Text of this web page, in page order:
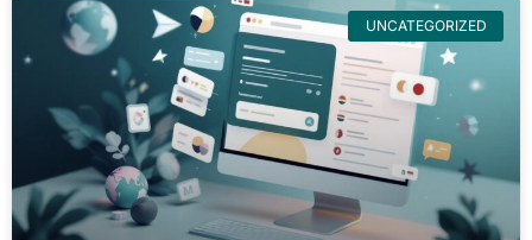
UNCATEGORIZED